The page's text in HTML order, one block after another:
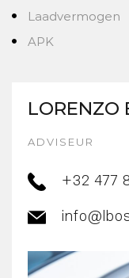
Laadvermogen
APK
LORENZO
ADVISEUR
+32 477